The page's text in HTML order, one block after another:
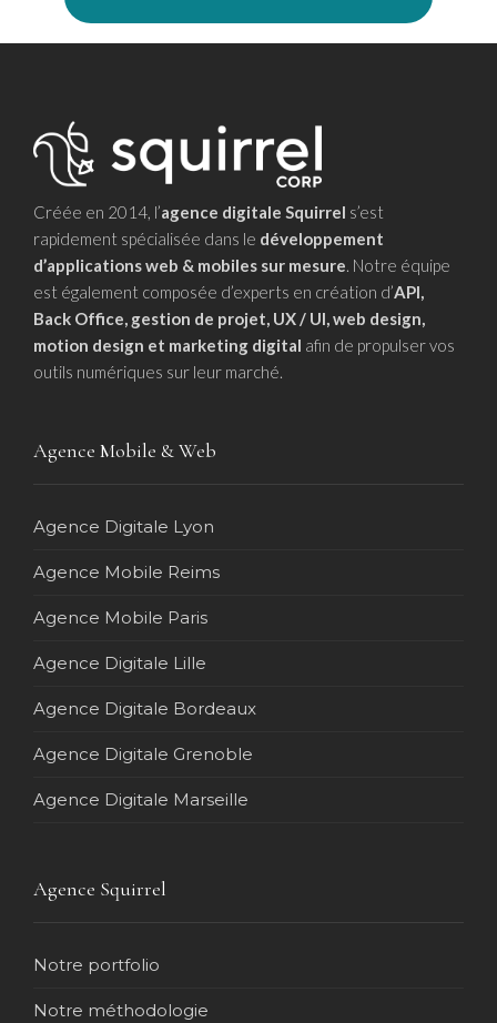
Créée en 2014, l’agence digitale Squirrel s’est
rapidement spécialisée dans le développement
d’applications web & mobiles sur mesure. Notre équipe
est également composée d’experts en création d’API,
Back Office, gestion de projet, UX / UI, web design,
motion design et marketing digital afin de propulser vos
outils numériques sur leur marché.
Agence Mobile & Web
Agence Digitale Lyon
Agence Mobile Reims
Agence Mobile Paris
Agence Digitale Lille
Agence Digitale Bordeaux
Agence Digitale Grenoble
Agence Digitale Marseille
Agence Squirrel
Notre portfolio
Notre méthodologie